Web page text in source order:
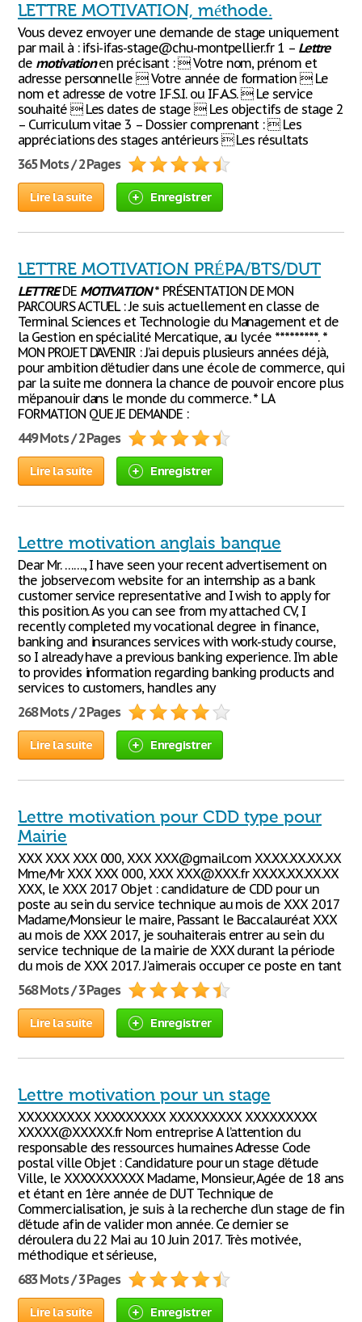
LETTRE MOTIVATION, méthode.
Vous devez envoyer une demande de stage uniquement
par mail à : ifsi-ifas-stage@chu-montpellier.fr 1 – Lettre
de motivationen précisant :  Votre nom, prénom et
adresse personnelle  Votre année de formation  Le
nom et adresse de votre I.F.S.I. ou I.F.A.S.  Le service
souhaité  Les dates de stage  Les objectifs de stage 2
– Curriculum vitae 3 – Dossier comprenant :  Les
appréciations des stages antérieurs  Les résultats
365 Mots / 2 Pages
Lire la suite Enregistrer
LETTRE MOTIVATION PRÉPA/BTS/DUT
LETTREDE MOTIVATION* PRÉSENTATION DE MON
PARCOURS ACTUEL : Je suis actuellement en classe de
Terminal Sciences et Technologie du Management et de
la Gestion en spécialité Mercatique, au lycée *********. *
MON PROJET D’AVENIR : J’ai depuis plusieurs années déjà,
pour ambition d’étudier dans une école de commerce, qui
par la suite me donnera la chance de pouvoir encore plus
m’épanouir dans le monde du commerce. * LA
FORMATION QUE JE DEMANDE :
449 Mots / 2 Pages
Lire la suite Enregistrer
Lettre motivation anglais banque
Dear Mr. ……., I have seen your recent advertisement on
the jobserve.com website for an internship as a bank
customer service representative and I wish to apply for
this position. As you can see from my attached CV, I
recently completed my vocational degree in finance,
banking and insurances services with work-study course,
so I already have a previous banking experience. I’m able
to provides information regarding banking products and
services to customers, handles any
268 Mots / 2 Pages
Lire la suite Enregistrer
Lettre motivation pour CDD type pour
Mairie
XXX XXX XXX 000, XXX XXX@gmail.com XX.XX.XX.XX.XX
Mme/Mr XXX XXX 000, XXX XXX@XXX.fr XX.XX.XX.XX.XX
XXX, le XXX 2017 Objet : candidature de CDD pour un
poste au sein du service technique au mois de XXX 2017
Madame/Monsieur le maire, Passant le Baccalauréat XXX
au mois de XXX 2017, je souhaiterais entrer au sein du
service technique de la mairie de XXX durant la période
du mois de XXX 2017. J'aimerais occuper ce poste en tant
568 Mots / 3 Pages
Lire la suite Enregistrer
Lettre motivation pour un stage
XXXXXXXXX XXXXXXXXX XXXXXXXXX XXXXXXXXX
XXXXX@XXXXX.fr Nom entreprise A l’attention du
responsable des ressources humaines Adresse Code
postal ville Objet : Candidature pour un stage d’étude
Ville, le XXXXXXXXXX Madame, Monsieur, Agée de 18 ans
et étant en 1ère année de DUT Technique de
Commercialisation, je suis à la recherche d’un stage de fin
d’étude afin de valider mon année. Ce dernier se
déroulera du 22 Mai au 10 Juin 2017. Très motivée,
méthodique et sérieuse,
683 Mots / 3 Pages
Lire la suite Enregistrer